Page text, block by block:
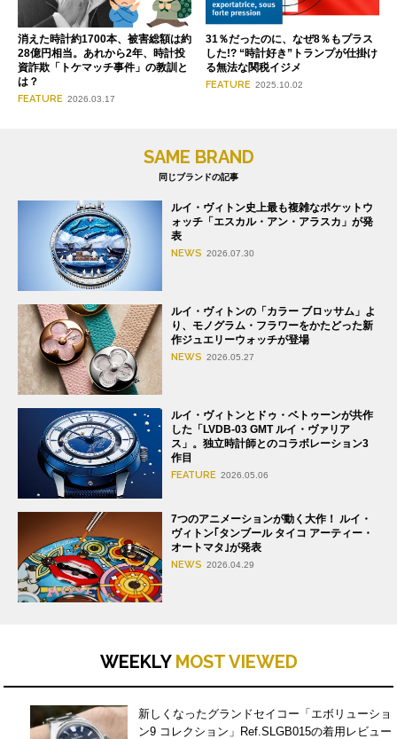
消えた時計約1700本、被害総額は約
28億円相当。あれから2年、時計投
資詐欺「トケマッチ事件」の教訓と
は？
FEATURE 2026.03.17
31％だったのに、なぜ8％もプラス
した!? “時計好き”トランプが仕掛け
る無法な関税イジメ
FEATURE 2025.10.02
SAME BRAND
同じブランドの記事
ルイ・ヴィトン史上最も複雑なポケットウ
ォッチ「エスカル・アン・アラスカ」が発
表
NEWS 2026.07.30
ルイ・ヴィトンの「カラー ブロッサム」よ
り、モノグラム・フラワーをかたどった新
作ジュエリーウォッチが登場
NEWS 2026.05.27
ルイ・ヴィトンとドゥ・ベトゥーンが共作
した「LVDB-03 GMT ルイ・ヴァリア
ス」。独立時計師とのコラボレーション3
作目
FEATURE 2026.05.06
7つのアニメーションが動く大作！ ルイ・
ヴィトン｢タンブール タイコ アーティー・
オートマタ｣が発表
NEWS 2026.04.29
WEEKLY MOST VIEWED
新しくなったグランドセイコー「エボリューショ
ン9 コレクション」Ref.SLGB015の着用レビュー